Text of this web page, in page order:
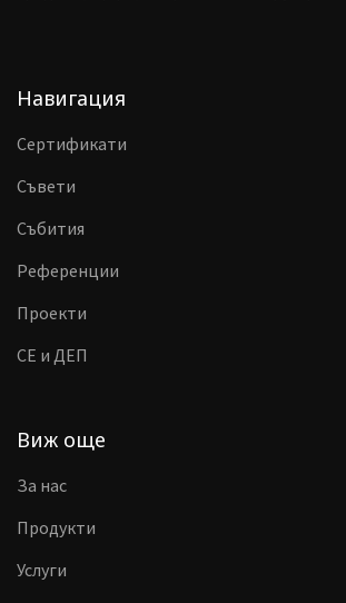
Навигация
Сертификати
Съвети
Събития
Референции
Проекти
CE и ДЕП
Виж още
За нас
Продукти
Услуги